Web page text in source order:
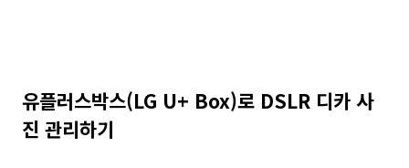
유플러스박스(LG U+ Box)로 DSLR 디카 사
진 관리하기